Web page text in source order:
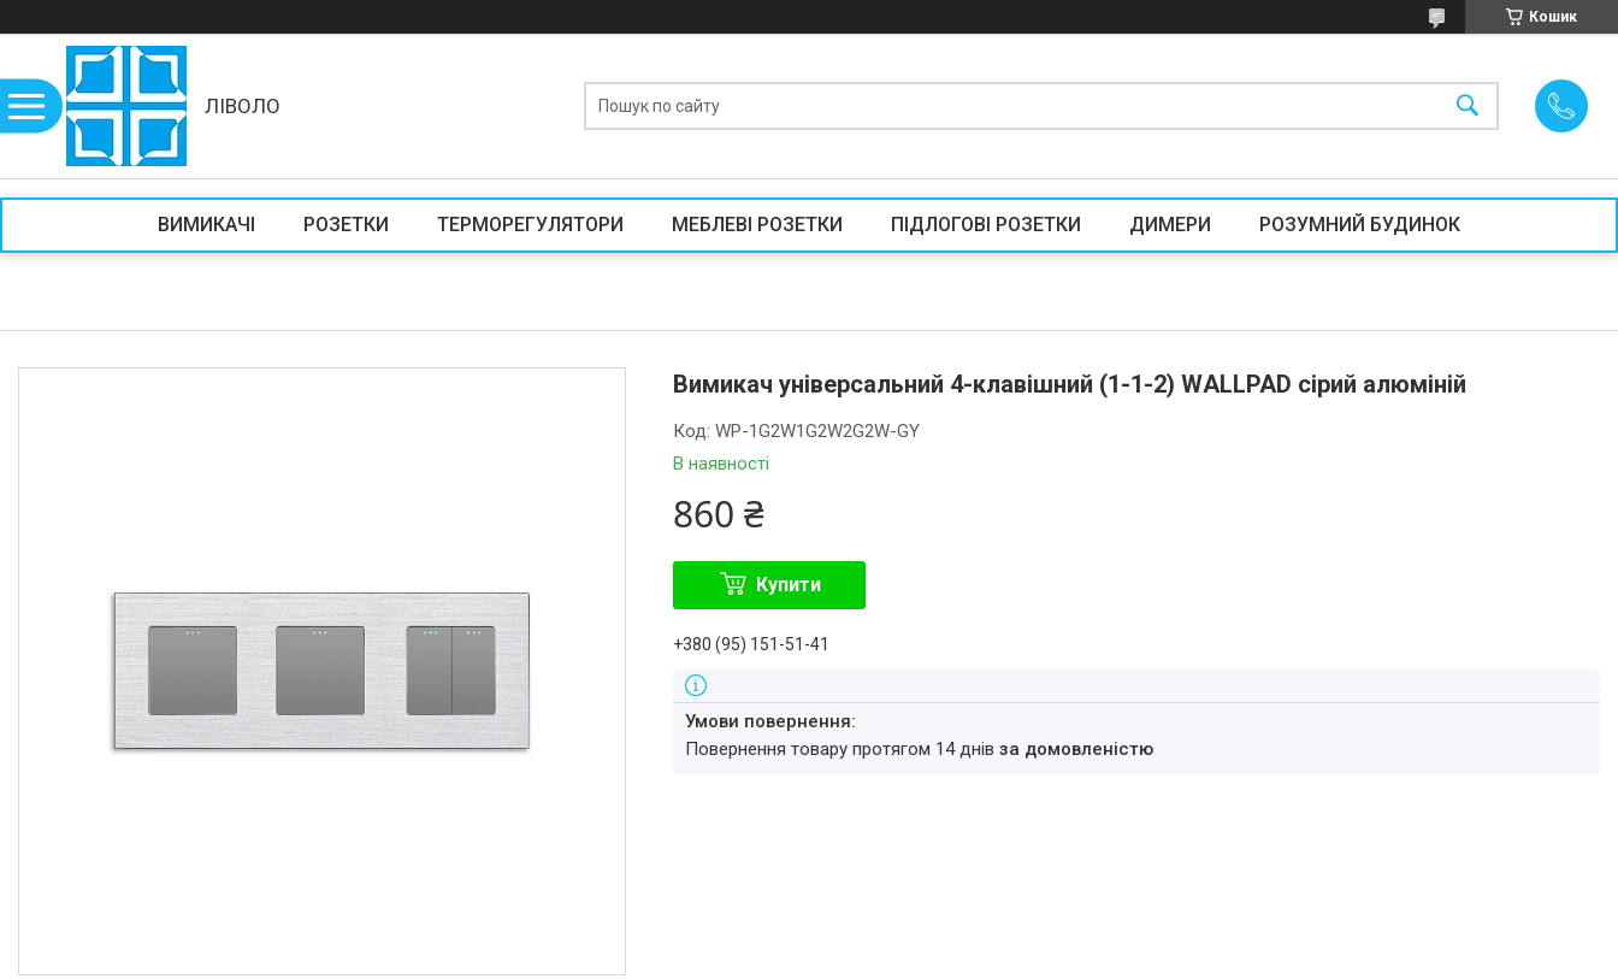
Кошик
ЛІВОЛО
ВИМИКАЧІ РОЗЕТКИ ТЕРМОРЕГУЛЯТОРИ МЕБЛЕВІ РОЗЕТКИ ПІДЛОГОВІ РОЗЕТКИ ДИМЕРИ РОЗУМНИЙ БУДИНОК
Вимикач універсальний 4-клавішний (1-1-2) WALLPAD сірий алюміній
В наявності
Код:WP-1G2W1G2W2G2W-GY
860 ₴
Купити
+380 (95) 151-51-41
повернення товару протягом 14 днівза домовленістю